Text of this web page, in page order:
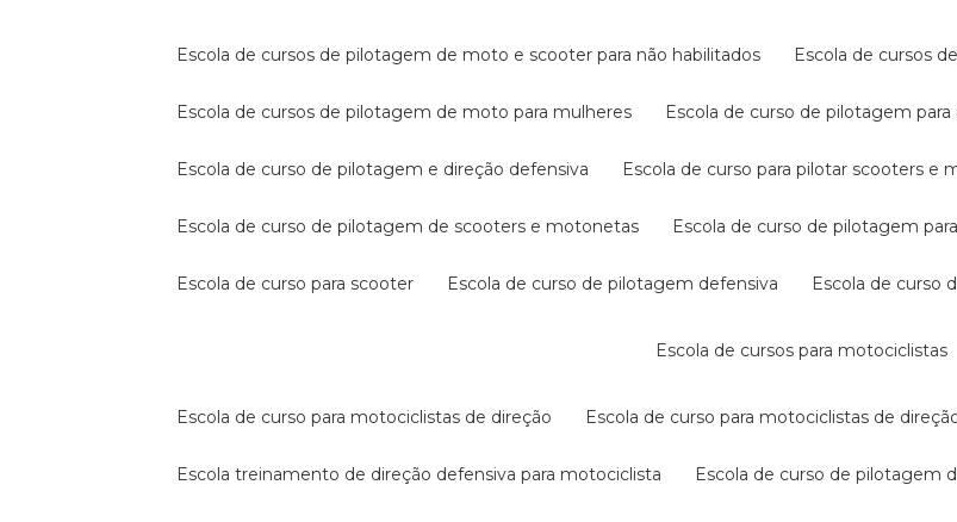
escola de cursos de pilotagem de moto e scooter para não habilitados escola de cursos
escola de cursos de pilotagem de moto para mulheres escola de curso de pilotagem
escola de curso de pilotagem e direção defensiva escola de curso para pilotar scooters e
escola de curso de pilotagem de scooters e motonetas escola de curso de pilotagem
escola de curso para scooter escola de curso de pilotagem defensiva escola de
escola de cursos para motociclistas
escola de curso para motociclistas de direção escola de curso para motociclistas de
escola treinamento de direção defensiva para motociclista escola de curso de pilotagem